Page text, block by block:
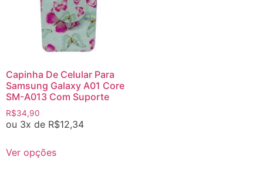
Capinha De Celular Para
Samsung Galaxy A01 Core
SM-A013 Com Suporte
R$34,90
ou 3x de R$12,34
Ver opções